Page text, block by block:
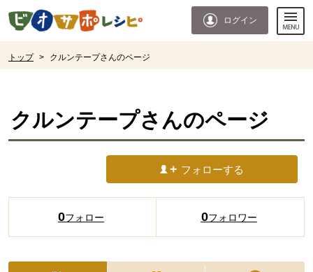
ページの先頭です。
ログイン
トップ > クルンテープさんのページ
クルンテープさんのページ
フォローする
0フォロー 0フォロワー